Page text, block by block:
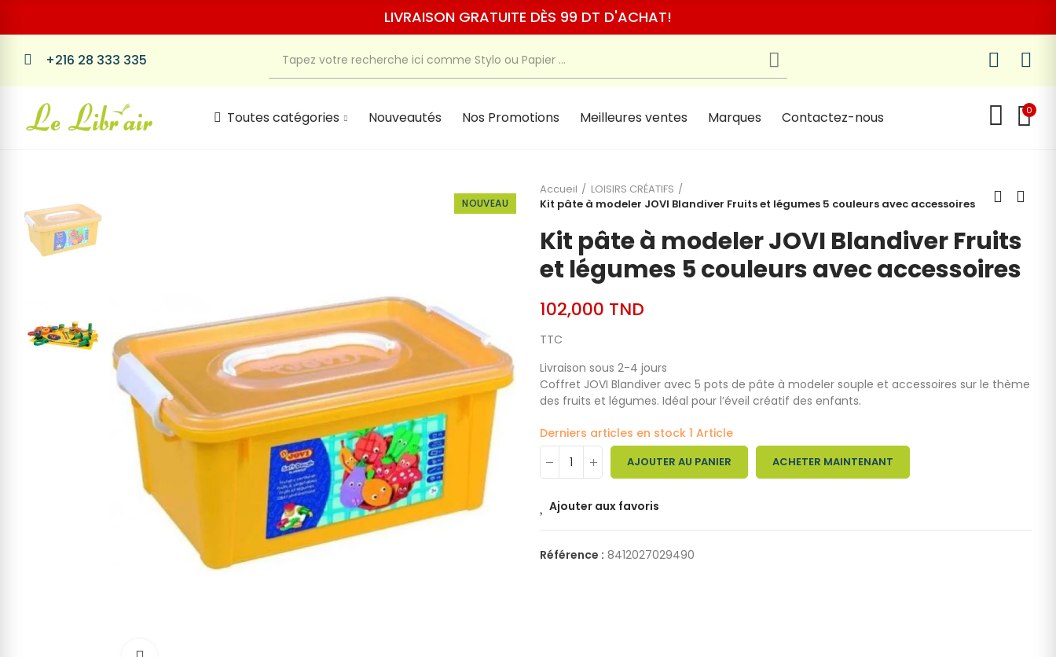
LIVRAISON GRATUITE DÈS 99 DT D'ACHAT!
+216 28 333 335
Toutes catégories Nouveautés Nos Promotions Meilleures ventes Marques Contactez-nous 0
NOUVEAU
Accueil
LOISIRS CRÉATIFS
Kit pâte à modeler JOVI Blandiver Fruits et légumes 5 couleurs avec accessoires
Kit pâte à modeler JOVI Blandiver Fruits
et légumes 5 couleurs avec accessoires
102,000 TND
TTC
Livraison sous 2-4 jours
Coffret JOVI Blandiver avec 5 pots de pâte à modeler souple et accessoires sur le thème
des fruits et légumes. Idéal pour l’éveil créatif des enfants.
Derniers articles en stock 1 Article
AJOUTER AU PANIER ACHETER MAINTENANT
Ajouter aux favoris
Référence : 8412027029490